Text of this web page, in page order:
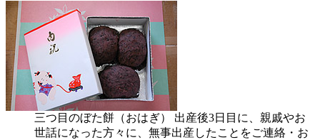
三つ目のぼた餅（おはぎ）
出産後3日目に、親戚やお
世話になった方々に、無事出産したことをご連絡・お